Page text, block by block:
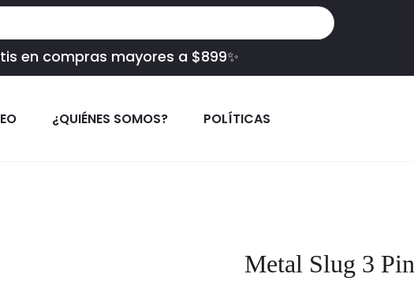
en compras mayores a $899✨
¿QUIÉNES SOMOS? POLÍTICAS
Metal Slug 3 Pin